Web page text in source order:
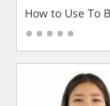
How to Use To